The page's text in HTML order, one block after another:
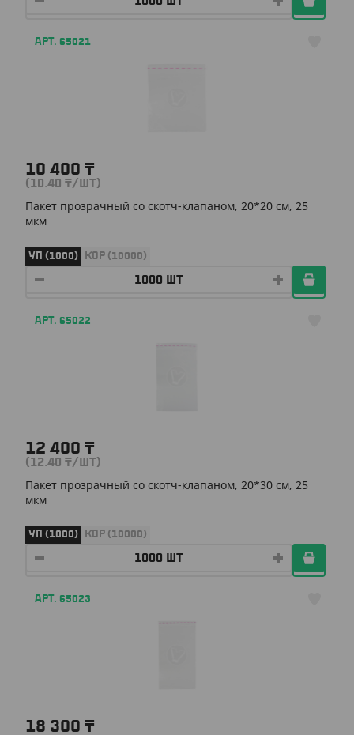
АРТ. 65021
10 400 ₸
(10.40 ₸/ШТ)
Пакет прозрачный со скотч-клапаном, 20*20 см, 25
мкм
УП (1000) КОР (10000)
АРТ. 65022
12 400 ₸
(12.40 ₸/ШТ)
Пакет прозрачный со скотч-клапаном, 20*30 см, 25
мкм
УП (1000) КОР (10000)
АРТ. 65023
18 300 ₸